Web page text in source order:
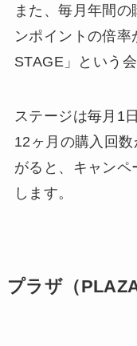
また、毎月年間
ンポイントの倍
STAGE」という
ステージは毎月1
12ヶ月の購入回
がると、キャン
します。
プラザ（